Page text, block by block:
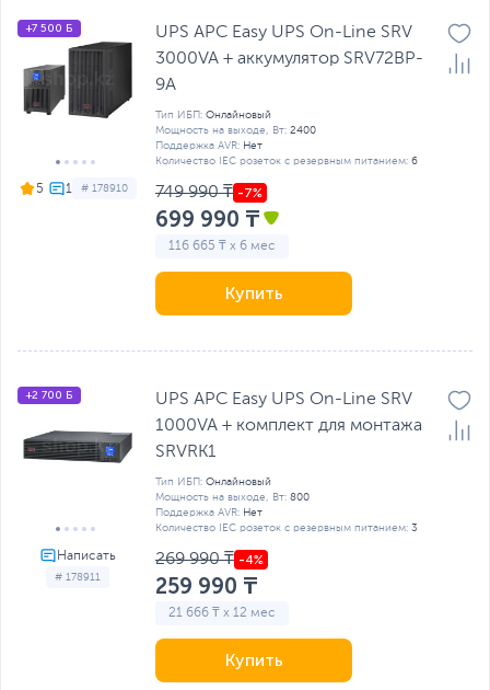
5 # 178910
+7 500 Б
UPS APC Easy UPS On-Line SRV
3000VA + аккумулятор SRV72BP-
9A
Тип ИБП: Онлайновый
Мощность на выходе, Вт: 2400
Поддержка AVR: Нет
Количество IEC розеток с резервным питанием: 6
749 990 ₸
699 990 ₸
116 665 ₸ x 6 мес
Купить
# 178911
+2 700 Б
UPS APC Easy UPS On-Line SRV
1000VA + комплект для монтажа
SRVRK1
Тип ИБП: Онлайновый
Мощность на выходе, Вт: 800
Поддержка AVR: Нет
Количество IEC розеток с резервным питанием: 3
269 990 ₸
259 990 ₸
21 666 ₸ x 12 мес
Купить